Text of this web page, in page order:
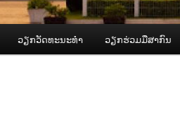
ວຽກວັດທະນະທຳ ວຽກຮ່ວມມືສາກົນ